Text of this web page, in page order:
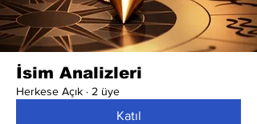
İsim Analizleri
Herkese Açık · 2 üye
Katıl